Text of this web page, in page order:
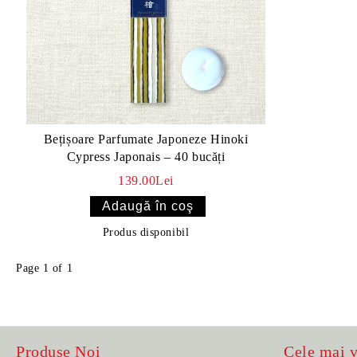
Bețișoare Parfumate Japoneze Hinoki
Cypress Japonais – 40 bucăți
139.00Lei
Produs disponibil
Page 1 of 1
Produse Noi Cele mai